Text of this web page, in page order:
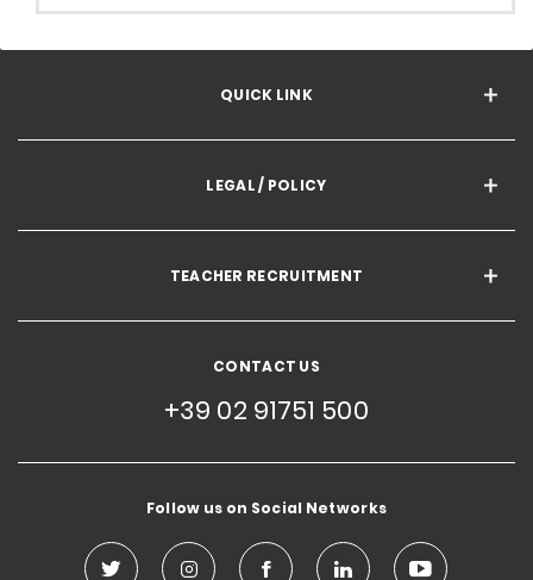
QUICK LINK
LEGAL / POLICY
TEACHER RECRUITMENT
CONTACT US
+39 02 91751 500
Follow us on Social Networks